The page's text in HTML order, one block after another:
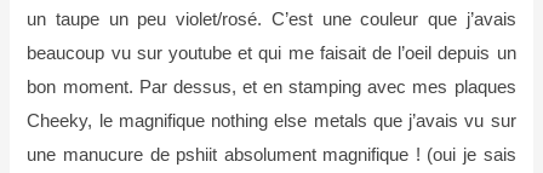
un taupe un peu violet/rosé. C’est une couleur que j’avais
beaucoup vu sur youtube et qui me faisait de l’oeil depuis un
bon moment. Par dessus, et en stamping avec mes plaques
Cheeky, le magnifique nothing else metals que j’avais vu sur
une manucure de pshiit absolument magnifique ! (oui je sais